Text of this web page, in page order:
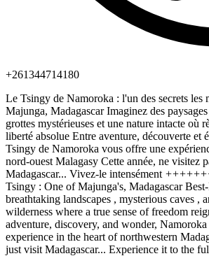
+261344714180
Le Tsingy de Namoroka : l'un des secrets les
Majunga, Madagascar Imaginez des
grottes mystérieuses et une nature intacte où
liberté absolue Entre aventure, découverte et
Tsingy de Namoroka vous offre une
nord-ouest Malagasy Cette année, ne visitez
Madagascar... Vivez-le intensément ++++++
Tsingy : One of Majunga's, Madagascar
breathtaking landscapes , mysterious caves ,
wilderness where a true sense of freedom
adventure, discovery, and wonder,
experience in the heart of northwestern
just visit Madagascar... Experience it to the